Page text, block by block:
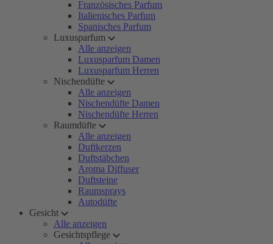
Französisches Parfum
Italienisches Parfum
Spanisches Parfum
Luxusparfum
Alle anzeigen
Luxusparfum Damen
Luxusparfum Herren
Nischendüfte
Alle anzeigen
Nischendüfte Damen
Nischendüfte Herren
Raumdüfte
Alle anzeigen
Duftkerzen
Duftstäbchen
Aroma Diffuser
Duftsteine
Raumsprays
Autodüfte
Gesicht
Alle anzeigen
Gesichtspflege